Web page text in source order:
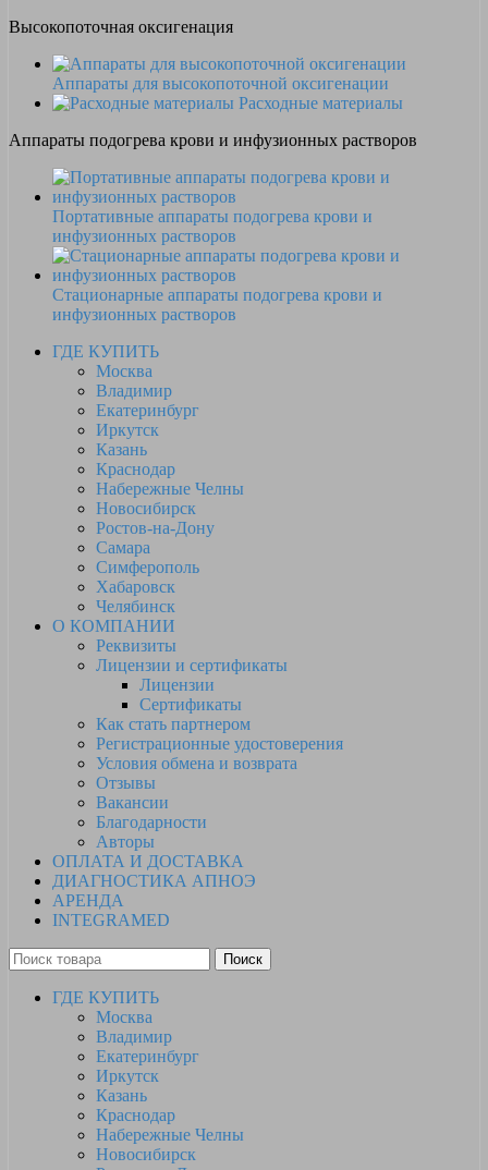
Высокопоточная оксигенация
Аппараты для высокопоточной оксигенации
Расходные материалы
Аппараты подогрева крови и инфузионных растворов
Портативные аппараты подогрева крови и
инфузионных растворов
Стационарные аппараты подогрева крови и
инфузионных растворов
ГДЕ КУПИТЬ
Москва
Владимир
Екатеринбург
Иркутск
Казань
Краснодар
Набережные Челны
Новосибирск
Ростов-на-Дону
Самара
Симферополь
Хабаровск
Челябинск
О КОМПАНИИ
Реквизиты
Лицензии и сертификаты
Лицензии
Сертификаты
Как стать партнером
Регистрационные удостоверения
Условия обмена и возврата
Отзывы
Вакансии
Благодарности
Авторы
ОПЛАТА И ДОСТАВКА
ДИАГНОСТИКА АПНОЭ
АРЕНДА
INTEGRAMED
Поиск
ГДЕ КУПИТЬ
Москва
Владимир
Екатеринбург
Иркутск
Казань
Краснодар
Набережные Челны
Новосибирск